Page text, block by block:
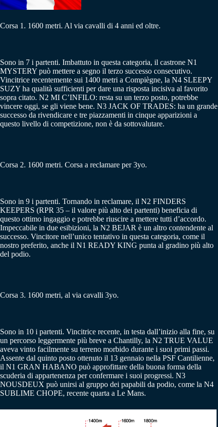
Corsa 1. 1600 metri. Al via cavalli di 4 anni ed oltre.
Sono in 7 i partenti. Imbattuto in questa categoria, il castrone N1
MYSTERY può mettere a segno il terzo successo consecutivo.
Vincitrice recentemente sui 1400 metri a Compiègne, la N4 SLEEPY
SUZY ha qualità sufficienti per dare una risposta incisiva al favorito
sopra citato. N2 MI C’INFILO: resta su un terzo posto, potrebbe
vincere oggi, se gli viene bene. N3 JACK OF TRADES: ha un grande
successo da rivendicare e tre piazzamenti in cinque apparizioni a
questo livello di competizione, non è da sottovalutare.
Corsa 2. 1600 metri. Corsa a reclamare per 3yo.
Sono in 9 i partenti. Tornando in reclamare, il N2 FINDERS
KEEPERS (RPR 35 – il valore più alto dei partenti) beneficia di
questo ottimo ingaggio e potrebbe riuscire a mettere tutti d’accordo.
Impeccabile in due esibizioni, la N2 BEJAR è un altro contendente al
successo. Vincitore nell’unico tentativo in questa categoria, come il
nostro preferito, anche il N1 READY KING punta al gradino più alto
del podio.
Corsa 3. 1600 metri, al via cavalli 3yo.
Sono in 10 i partenti. Vincitrice recente, in testa dall’inizio alla fine, su
un percorso leggermente più breve a Chantilly, la N2 TRUE VALUE
aveva vinto facilmente su terreno morbido durante i suoi primi passi.
Assente dal quinto posto ottenuto il 13 gennaio nella PSF Cantilienne,
il N1 GRAN HABANO può approfittare della buona forma della
scuderia di appartenenza per confermare i suoi progressi. N3
NOUSDEUX può unirsi al gruppo dei papabili da podio, come la N4
SUBLIME CHOPE, recente quarta a Le Mans.